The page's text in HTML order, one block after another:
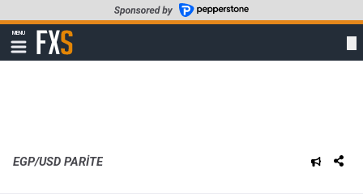
to
main
content
MENU
Show
navigation
FXStreet
EGP/USD PARITE